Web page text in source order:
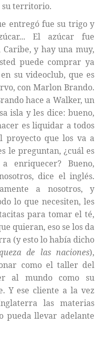
su territorio.
entregó fue su trigo y
El azúcar fue
y hay una muy,
puede comprar ya
su videoclub, que es
con Marlon Brando.
hace a Walker, un
isla y les dice: bueno,
es liquidar a todos
proyecto que los va a
le preguntan, ¿cuál es
enriquecer? Bueno,
dice el inglés.
a nosotros, y
lo que necesiten, les
para tomar el té,
quieran, eso se los da
(y esto lo había dicho
de las naciones),
como el taller del
al mundo como su
Y ese cliente a la vez
las materias
pueda llevar adelante